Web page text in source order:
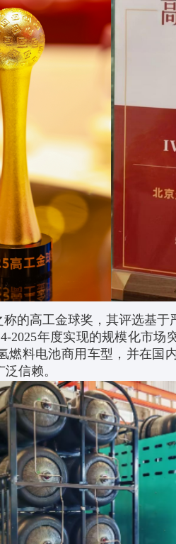
高工金球奖，其评选基于
2025年度实现的规模化市场
燃料电池商用车型，并在国
信赖。